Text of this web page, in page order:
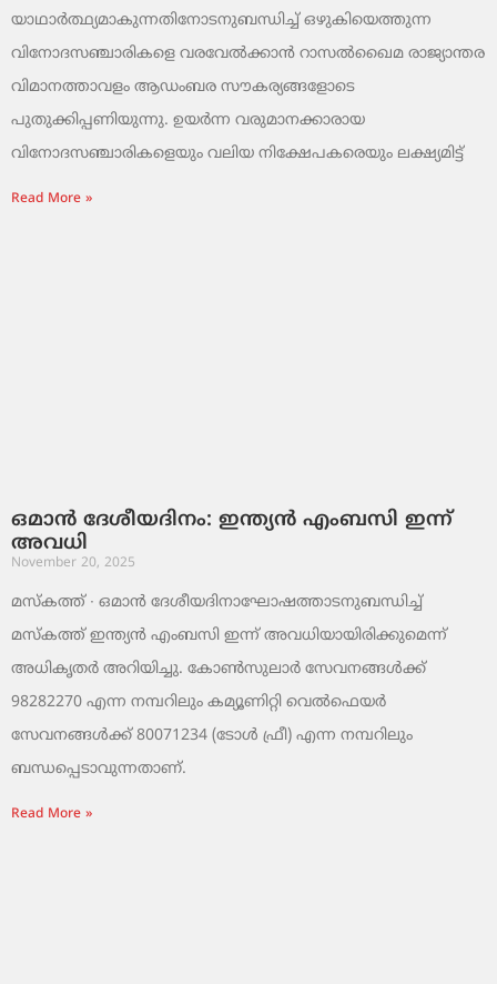
യാഥാർത്ഥ്യമാകുന്നതിനോടനുബന്ധിച്ച് ഒഴുകിയെത്തുന്ന
വിനോദസഞ്ചാരികളെ വരവേൽക്കാൻ റാസൽഖൈമ രാജ്യാന്തര
വിമാനത്താവളം ആഡംബര സൗകര്യങ്ങളോടെ
പുതുക്കിപ്പണിയുന്നു. ഉയർന്ന വരുമാനക്കാരായ
വിനോദസഞ്ചാരികളെയും വലിയ നിക്ഷേപകരെയും ലക്ഷ്യമിട്ട്
Read More »
ഒമാൻ ദേശീയദിനം: ഇന്ത്യൻ എംബസി ഇന്ന്
അവധി
November 20, 2025
മസ്‌കത്ത് ∙ ഒമാൻ ദേശീയദിനാഘോഷത്താടനുബന്ധിച്ച്
മസ്‌കത്ത് ഇന്ത്യൻ എംബസി ഇന്ന് അവധിയായിരിക്കുമെന്ന്
അധികൃതർ അറിയിച്ചു. കോൺസുലാർ സേവനങ്ങൾക്ക്
98282270 എന്ന നമ്പറിലും കമ്യൂണിറ്റി വെൽഫെയർ
സേവനങ്ങൾക്ക് 80071234 (ടോൾ ഫ്രീ) എന്ന നമ്പറിലും
ബന്ധപ്പെടാവുന്നതാണ്.
Read More »